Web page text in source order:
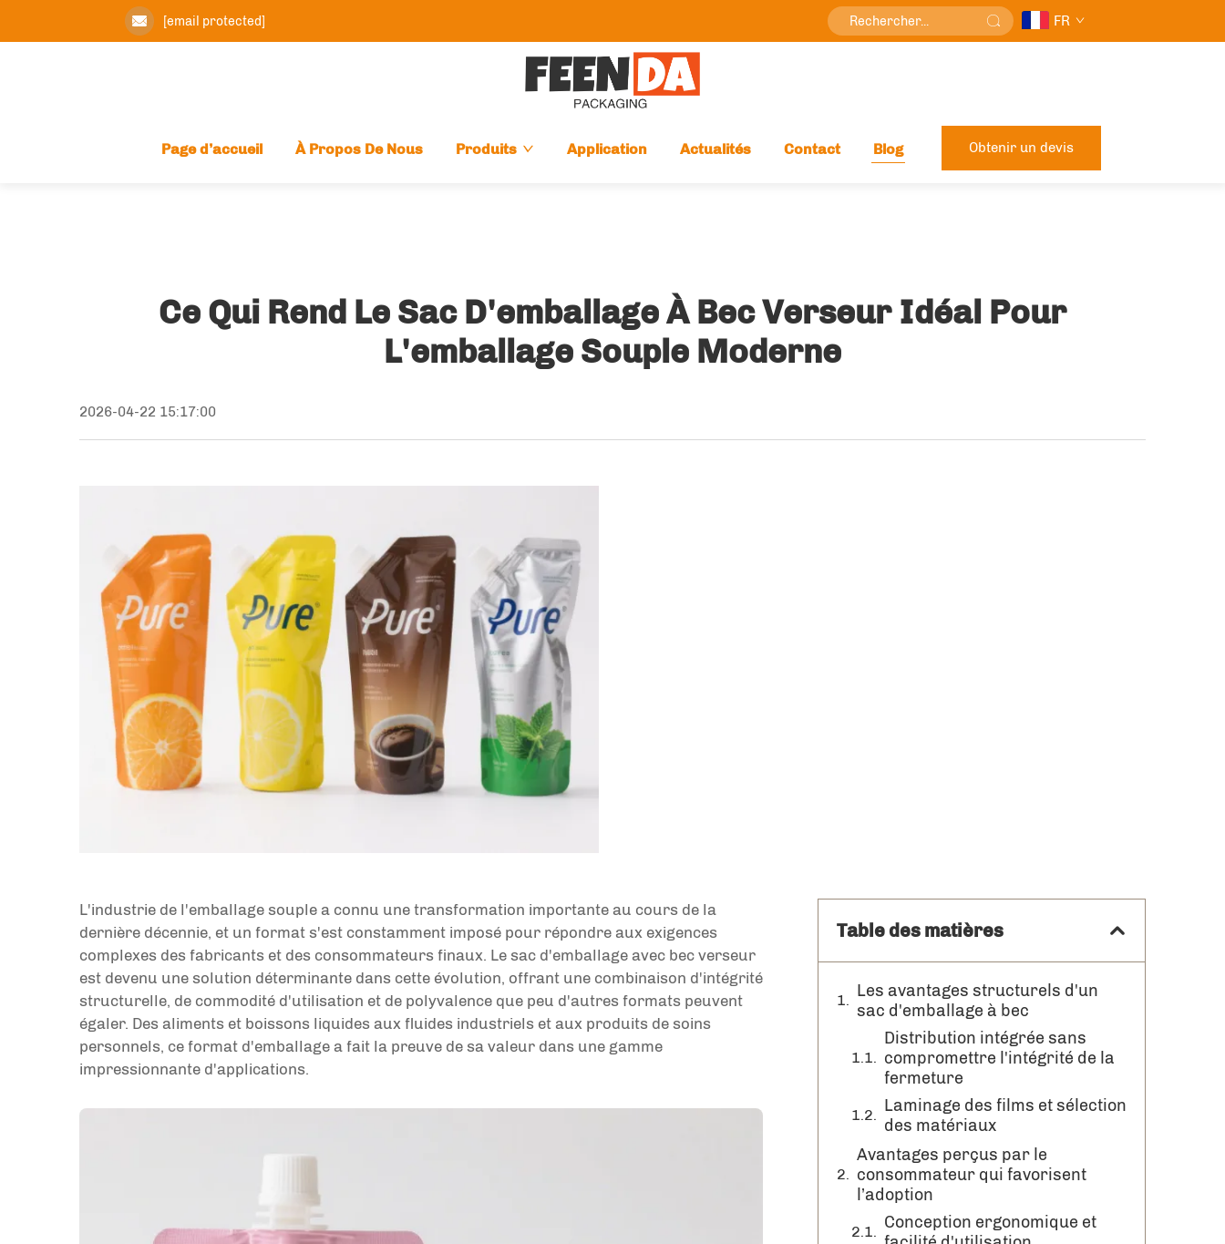
[email protected] FR
Page d’accueil À Propos De Nous Produits Application Actualités Contact Blog Obtenir un devis
Ce Qui Rend Le Sac D'emballage À Bec Verseur Idéal Pour
L'emballage Souple Moderne
2026-04-22 15:17:00
L'industrie de l'emballage souple a connu une transformation importante au cours de la
dernière décennie, et un format s'est constamment imposé pour répondre aux exigences
complexes des fabricants et des consommateurs finaux. Le sac d'emballage avec bec verseur
est devenu une solution déterminante dans cette évolution, offrant une combinaison d'intégrité
structurelle, de commodité d'utilisation et de polyvalence que peu d'autres formats peuvent
égaler. Des aliments et boissons liquides aux fluides industriels et aux produits de soins
personnels, ce format d'emballage a fait la preuve de sa valeur dans une gamme
impressionnante d'applications.
Table des matières
Les avantages structurels d'un
sac d'emballage à bec
Distribution intégrée sans
compromettre l'intégrité de la
fermeture
Laminage des films et sélection
des matériaux
Avantages perçus par le
consommateur qui favorisent
l’adoption
Conception ergonomique et